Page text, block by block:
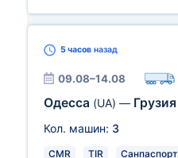
5 часов назад
09.08–14.08
Одесса (UA) — Грузия
Кол. машин: 3
CMR TIR Санпаспорт